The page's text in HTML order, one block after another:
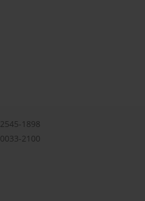
2545-1898
0033-2100